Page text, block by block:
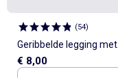
(54)
Geribbelde legging met
motief
€ 8,00